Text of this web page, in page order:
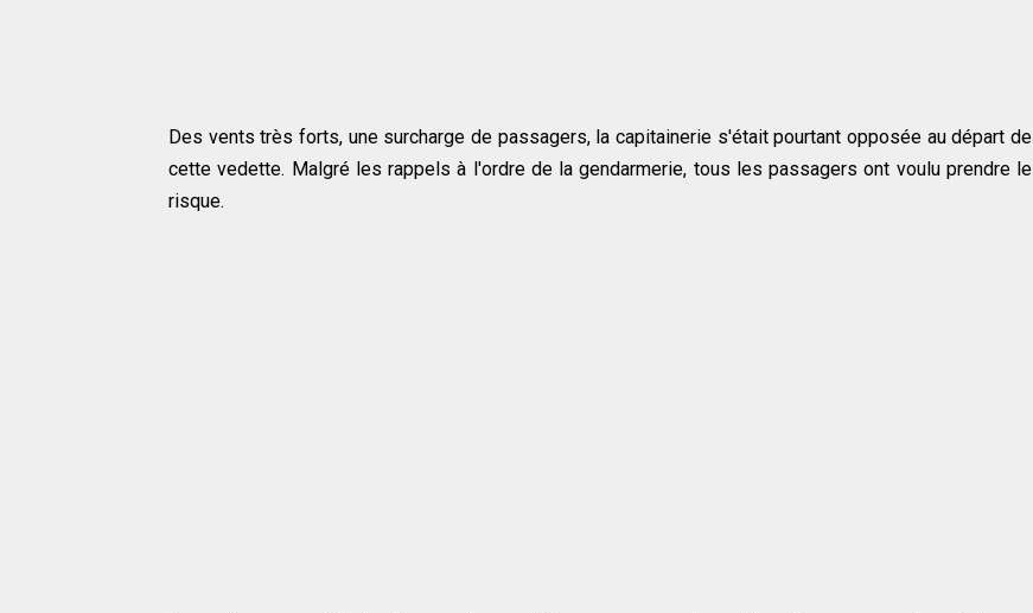
Des vents très forts, une surcharge de passagers, la capitainerie s'était pourtant opposée au départ de
cette vedette. Malgré les rappels à l'ordre de la gendarmerie, tous les passagers ont voulu prendre le
risque.